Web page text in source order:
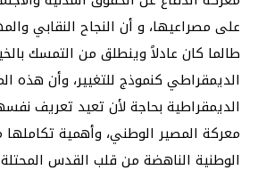
على مصراعيها، و أن النجاح النقابي
طالما كان عادلاً وينطلق من التمسك
الديمقراطي كنموذج للتغيير، وأن هذه
الديمقراطية بحاجة لأن تعيد تعريف
معركة المصير الوطني، وأهمية
الوطنية الناهضة من قلب القدس المحتلة